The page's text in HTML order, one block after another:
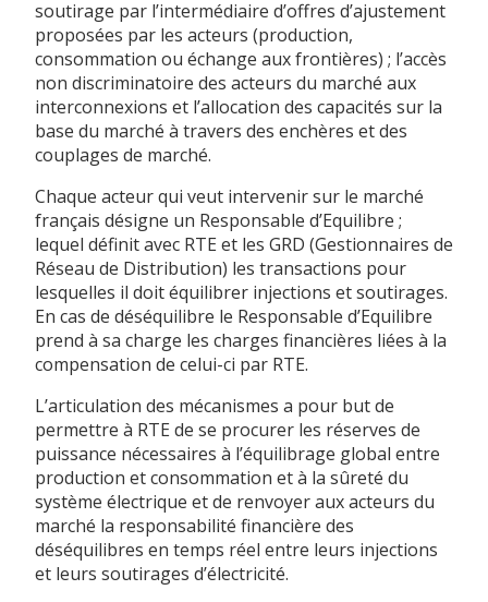
soutirage par l’intermédiaire d’offres d’ajustement
proposées par les acteurs (production,
consommation ou échange aux frontières) ; l’accès
non discriminatoire des acteurs du marché aux
interconnexions et l’allocation des capacités sur la
base du marché à travers des enchères et des
couplages de marché.
Chaque acteur qui veut intervenir sur le marché
français désigne un Responsable d’Equilibre ;
lequel définit avec RTE et les GRD (Gestionnaires de
Réseau de Distribution) les transactions pour
lesquelles il doit équilibrer injections et soutirages.
En cas de déséquilibre le Responsable d’Equilibre
prend à sa charge les charges financières liées à la
compensation de celui-ci par RTE.
L’articulation des mécanismes a pour but de
permettre à RTE de se procurer les réserves de
puissance nécessaires à l’équilibrage global entre
production et consommation et à la sûreté du
système électrique et de renvoyer aux acteurs du
marché la responsabilité financière des
déséquilibres en temps réel entre leurs injections
et leurs soutirages d’électricité.